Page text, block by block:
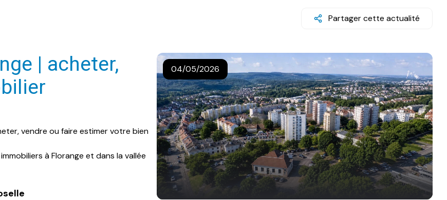
Partager cette actualité
04/05/2026
vendre ou faire estimer votre bien
à Florange et dans la vallée